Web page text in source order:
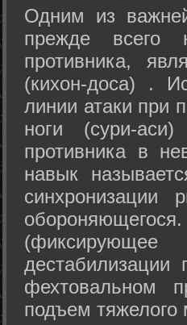
Одним из
прежде всего
противника,
(кихон-доса) .
линии атаки при
ноги (сури-
противника в
навык
фехтовальном
подъем